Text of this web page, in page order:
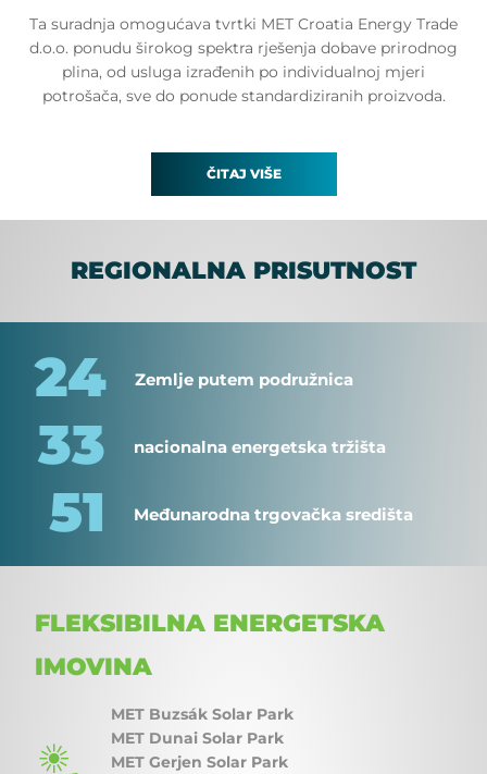
Ta suradnja omogućava tvrtki MET Croatia Energy Trade
d.o.o. ponudu širokog spektra rješenja dobave prirodnog
plina, od usluga izrađenih po individualnoj mjeri
potrošača, sve do ponude standardiziranih proizvoda.
ČITAJ VIŠE
REGIONALNA PRISUTNOST
24 Zemlje putem podružnica
33 nacionalna energetska tržišta
51 Međunarodna trgovačka središta
FLEKSIBILNA ENERGETSKA
IMOVINA
MET Buzsák Solar Park
MET Dunai Solar Park
MET Gerjen Solar Park